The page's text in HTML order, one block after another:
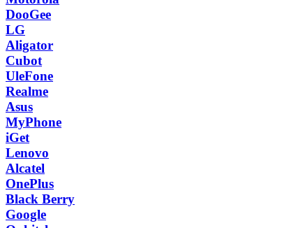
DooGee
LG
Aligator
Cubot
UleFone
Realme
Asus
MyPhone
iGet
Lenovo
Alcatel
OnePlus
Black Berry
Google